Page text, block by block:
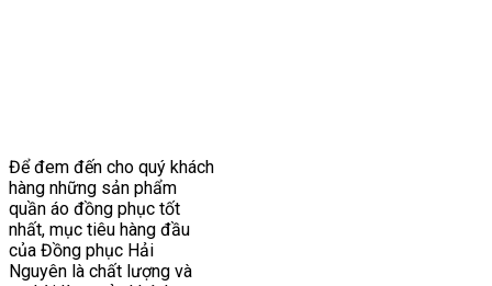
Để đem đến cho quý khách
hàng những sản phẩm
quần áo đồng phục tốt
nhất, mục tiêu hàng đầu
của Đồng phục Hải
Nguyên là chất lượng và